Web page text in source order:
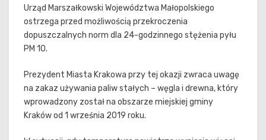
Urząd Marszałkowski Województwa Małopolskiego
ostrzega przed możliwością przekroczenia
dopuszczalnych norm dla 24-godzinnego stężenia pyłu
PM 10.
Prezydent Miasta Krakowa przy tej okazji zwraca uwagę
na zakaz używania paliw stałych – węgla i drewna, który
wprowadzony został na obszarze miejskiej gminy
Kraków od 1 września 2019 roku.